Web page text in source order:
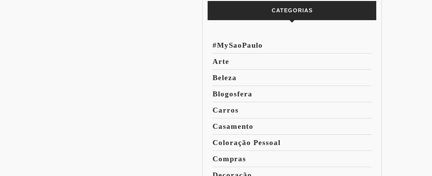
CATEGORIAS
#MySaoPaulo
Arte
Beleza
Blogosfera
Carros
Casamento
Coloração Pessoal
Compras